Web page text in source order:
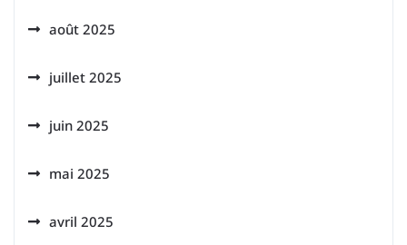
août 2025
juillet 2025
juin 2025
mai 2025
avril 2025